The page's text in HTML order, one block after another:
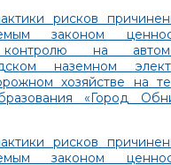
рисков
законом
контролю на
наземном
хозяйстве на
«Город
рисков
законом